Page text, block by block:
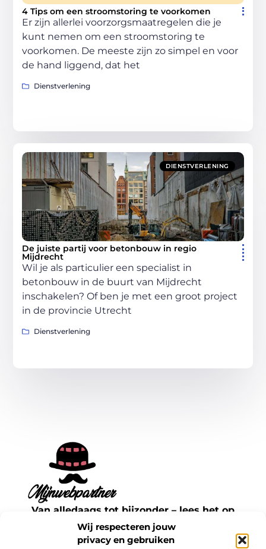
Wij respecteren jouw
privacy en gebruiken
4 Tips om een stroomstoring te voorkomen
Er zijn allerlei voorzorgsmaatregelen die je
kunt nemen om een stroomstoring te
voorkomen. De meeste zijn zo simpel en voor
de hand liggend, dat het
Dienstverlening
DIENSTVERLENING
De juiste partij voor betonbouw in regio
Mijdrecht
Wil je als particulier een specialist in
betonbouw in de buurt van Mijdrecht
inschakelen? Of ben je met een groot project
in de provincie Utrecht
Dienstverlening
Van alledaags tot bijzonder – lees het op
mijnwebpartner.nl.
Ontdek inspirerende blogs en artikelen over